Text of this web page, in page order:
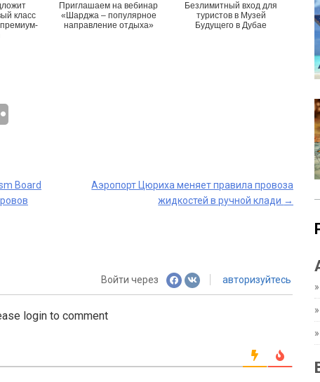
класс
Приглашаем на вебинар
«Шарджа – популярное
направление отдыха»
Безлимитный вход для
туристов в Музей
Будущего в Дубае
Board
Аэропорт Цюриха меняет правила провоза
жидкостей в ручной клади →
Войти через авторизуйтесь
login to comment